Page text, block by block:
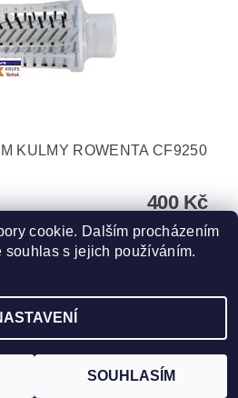
KULMY ROWENTA CF9250
400 Kč
práva vyhrazenaUpravit nastavení cookies
cookie. Dalším procházením
souhlas s jejich používáním.
SOUHLASÍM